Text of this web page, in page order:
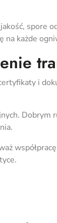
spore
każde
i
Dobrym